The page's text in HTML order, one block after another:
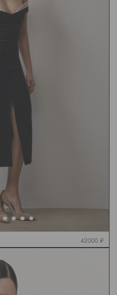
42000 ₽